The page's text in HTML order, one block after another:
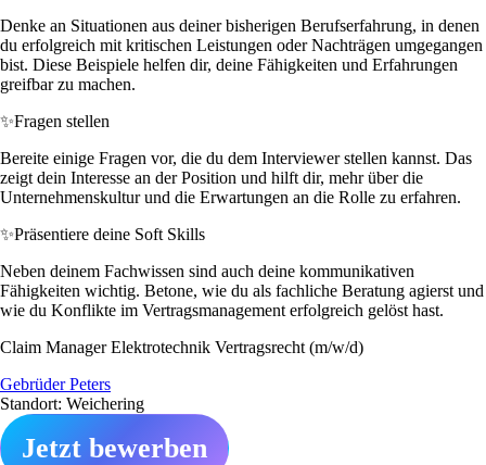
Denke an Situationen aus deiner bisherigen Berufserfahrung, in denen
du erfolgreich mit kritischen Leistungen oder Nachträgen umgegangen
bist. Diese Beispiele helfen dir, deine Fähigkeiten und Erfahrungen
greifbar zu machen.
✨Fragen stellen
Bereite einige Fragen vor, die du dem Interviewer stellen kannst. Das
zeigt dein Interesse an der Position und hilft dir, mehr über die
Unternehmenskultur und die Erwartungen an die Rolle zu erfahren.
✨Präsentiere deine Soft Skills
Neben deinem Fachwissen sind auch deine kommunikativen
Fähigkeiten wichtig. Betone, wie du als fachliche Beratung agierst und
wie du Konflikte im Vertragsmanagement erfolgreich gelöst hast.
Claim Manager Elektrotechnik Vertragsrecht (m/w/d)
Gebrüder Peters
Standort: Weichering
Jetzt bewerben